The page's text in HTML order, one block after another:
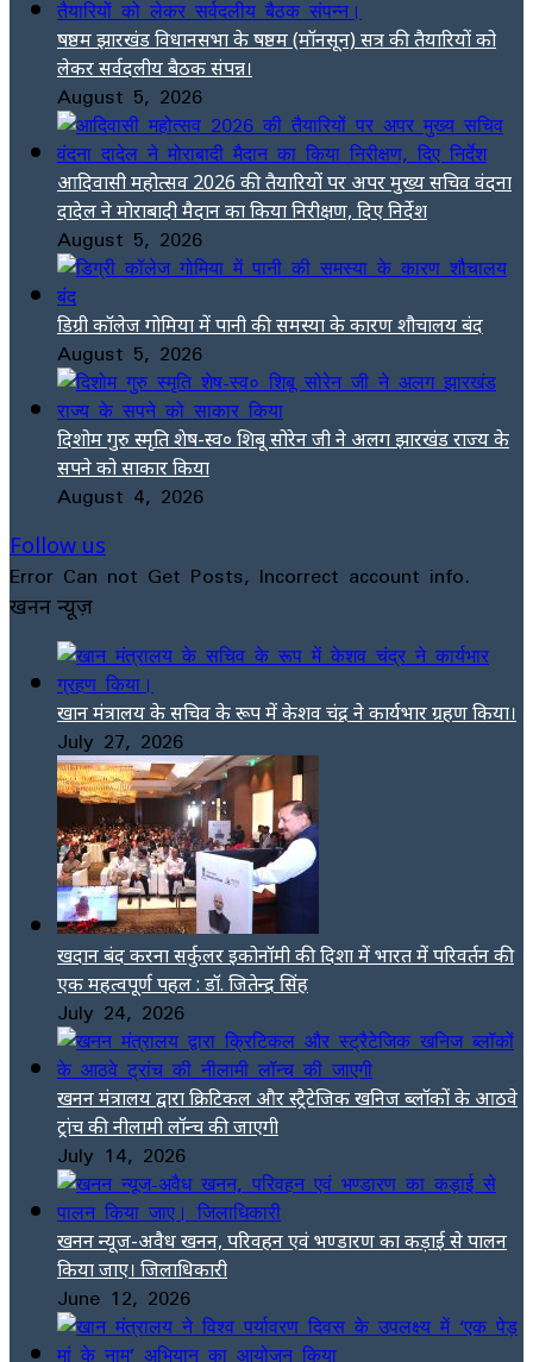
षष्ठम झारखंड विधानसभा के षष्ठम (मॉनसून) सत्र की तैयारियों को
लेकर सर्वदलीय बैठक संपन्न।
August 5, 2026
आदिवासी महोत्सव 2026 की तैयारियों पर अपर मुख्य सचिव वंदना
दादेल ने मोराबादी मैदान का किया निरीक्षण, दिए निर्देश
August 5, 2026
डिग्री कॉलेज गोमिया में पानी की समस्या के कारण शौचालय बंद
August 5, 2026
दिशोम गुरु स्मृति शेष-स्व० शिबू सोरेन जी ने अलग झारखंड राज्य के
सपने को साकार किया
August 4, 2026
Follow us
Error Can not Get Posts, Incorrect account info.
खनन न्यूज़
खान मंत्रालय के सचिव के रूप में केशव चंद्र ने कार्यभार ग्रहण किया।
July 27, 2026
खदान बंद करना सर्कुलर इकोनॉमी की दिशा में भारत में परिवर्तन की
एक महत्वपूर्ण पहल : डॉ. जितेन्द्र सिंह
July 24, 2026
खनन मंत्रालय द्वारा क्रिटिकल और स्ट्रैटेजिक खनिज ब्लॉकों के आठवे
ट्रांच की नीलामी लॉन्च की जाएगी
July 14, 2026
खनन न्यूज-अवैध खनन, परिवहन एवं भण्डारण का कड़ाई से पालन
किया जाए। जिलाधिकारी
June 12, 2026